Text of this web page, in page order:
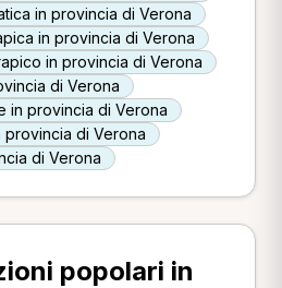
in provincia di Verona
in provincia di Verona
in provincia di Verona
di Verona
in provincia di Verona
di Verona
di Verona
popolari in